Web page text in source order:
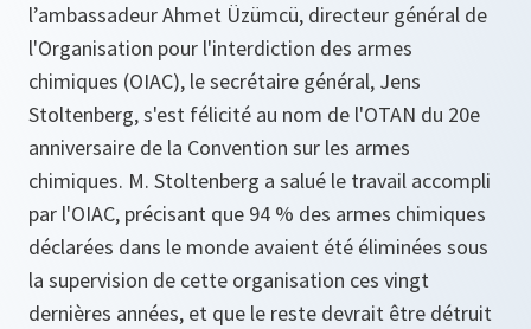
l’ambassadeur Ahmet Üzümcü, directeur général de
l'Organisation pour l'interdiction des armes
chimiques (OIAC), le secrétaire général, Jens
Stoltenberg, s'est félicité au nom de l'OTAN du 20e
anniversaire de la Convention sur les armes
chimiques. M. Stoltenberg a salué le travail accompli
par l'OIAC, précisant que 94 % des armes chimiques
déclarées dans le monde avaient été éliminées sous
la supervision de cette organisation ces vingt
dernières années, et que le reste devrait être détruit